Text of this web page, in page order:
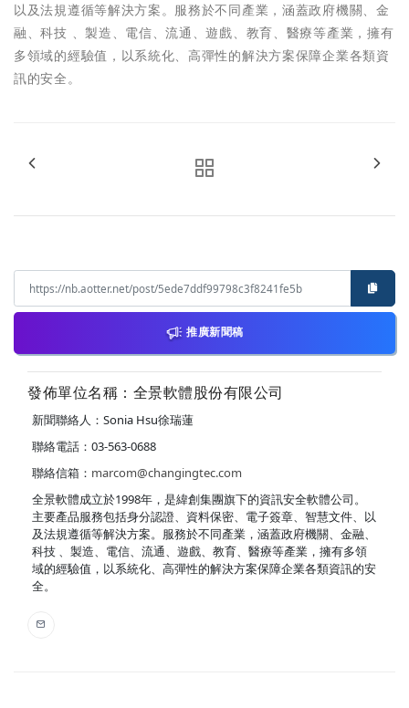
以及法規遵循等解決方案。服務於不同產業，涵蓋政府機關、金
融、科技 、製造、電信、流通、遊戲、教育、醫療等產業，擁有
多領域的經驗值，以系統化、高彈性的解決方案保障企業各類資
訊的安全。
推廣新聞稿
發佈單位名稱：全景軟體股份有限公司
新聞聯絡人：Sonia Hsu徐瑞蓮
聯絡電話：03-563-0688
聯絡信箱： marcom@changingtec.com
全景軟體成立於1998年，是緯創集團旗下的資訊安全軟體公司。
主要產品服務包括身分認證、資料保密、電子簽章、智慧文件、以
及法規遵循等解決方案。服務於不同產業，涵蓋政府機關、金融、
科技 、製造、電信、流通、遊戲、教育、醫療等產業，擁有多領
域的經驗值，以系統化、高彈性的解決方案保障企業各類資訊的安
全。